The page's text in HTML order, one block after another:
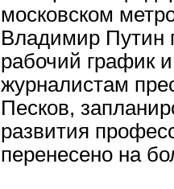
московском
Владимир Путин
рабочий график
журналистам
Песков,
развития
перенесено на